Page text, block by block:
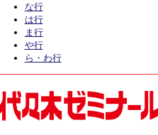
な行
は行
ま行
や行
ら・わ行